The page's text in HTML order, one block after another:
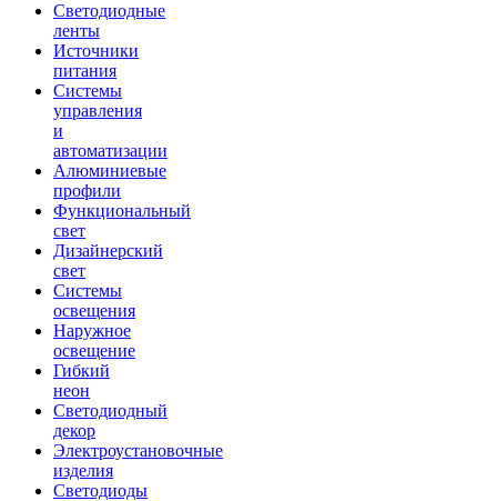
Светодиодные
ленты
Источники
питания
Системы
управления
и
автоматизации
Алюминиевые
профили
Функциональный
свет
Дизайнерский
свет
Системы
освещения
Наружное
освещение
Гибкий
неон
Светодиодный
декор
Электроустановочные
изделия
Светодиоды